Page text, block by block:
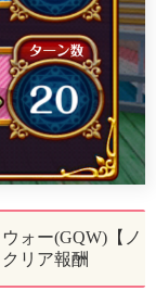
ォー(GQW)【ノ
リア報酬